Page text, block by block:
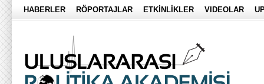
HABERLER RÖPORTAJLAR ETKİNLİKLER VIDEOLAR